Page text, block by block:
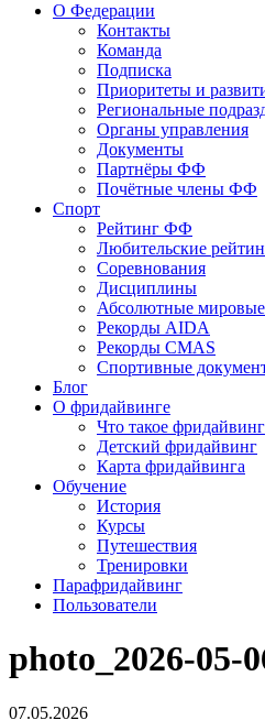
О Федерации
Контакты
Команда
Подписка
Приоритеты и
Региональные
Органы управления
Документы
Партнёры ФФ
Почётные члены ФФ
Спорт
Рейтинг ФФ
Любительские
Соревнования
Дисциплины
Абсолютные
Рекорды AIDA
Рекорды CMAS
Спортивные
Блог
О фридайвинге
Что такое фридайвинг
Детский фридайвинг
Карта фридайвинга
Обучение
История
Курсы
Путешествия
Тренировки
Парафридайвинг
Пользователи
photo_2026-05-
07.05.2026